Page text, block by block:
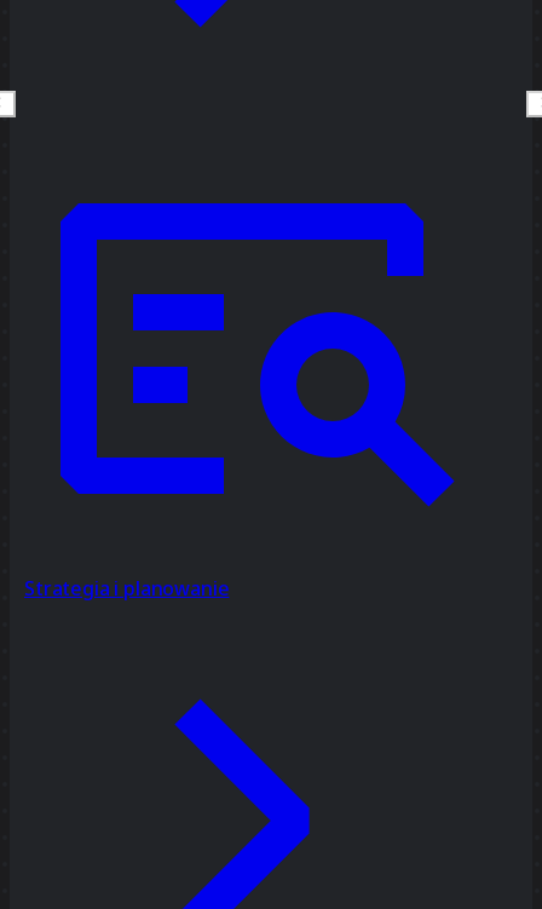
Strategia i planowanie